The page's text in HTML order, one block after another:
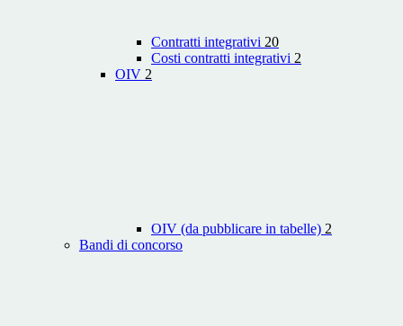
Contratti integrativi 20
Costi contratti integrativi 2
OIV 2
OIV (da pubblicare in tabelle) 2
Bandi di concorso